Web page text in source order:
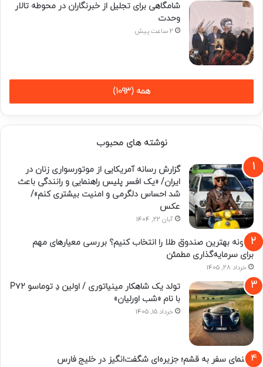
شامگاهی برای تجلیل از خبرنگاران در محوطه تالار
وحدت
2 ساعت پیش
همه (1093)
نوشته های محبوب
گزارش رسانه آمریکایی از موتورسواری زنان در
ایران/ «یک افسر پلیس راهنمایی و رانندگی باعث
شد احساس دلگرمی و امنیت بیشتری کنم»/
عکس
آبان 22, 1404
چگونه بهترین صندوق طلا را انتخاب کنیم؟ بررسی معیارهای مهم
برای سرمایه‌گذاری مطمئن
خرداد 28, 1405
تولد یک شاهکار مینیاتوری / اولین دِ توماسو P۷۲
با نام «شب اورلیان»
خرداد 15, 1405
راهنمای سفر به قشم؛ جزیره‌ای شگفت‌انگیز در خلیج فارس